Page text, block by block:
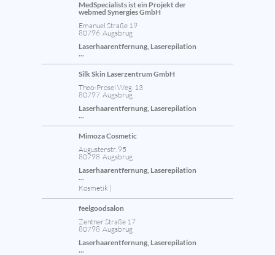
MedSpecialists ist ein Projekt der
webmed Synergies GmbH
Emanuel Straße 19
80796 Augsbrug
Laserhaarentfernung, Laserepilation
...
Silk Skin Laserzentrum GmbH
Theo-Prosel Weg. 13
80797 Augsbrug
Laserhaarentfernung, Laserepilation
...
Mimoza Cosmetic
Augustenstr. 95
80798 Augsbrug
Laserhaarentfernung, Laserepilation
...
Kosmetik |
feelgoodsalon
Zentner Straße 17
80798 Augsbrug
Laserhaarentfernung, Laserepilation
...